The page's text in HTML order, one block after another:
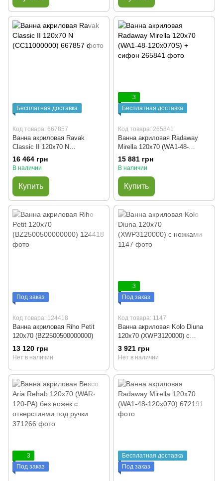
Бесплатная доставка
Код товара: 667857
Ванна акриловая Ravak
Classic II 120x70 N
(CC11000000)
16 464 грн
В наличии
Купить
3
Бесплатная доставка
Код товара: 265841
Ванна акриловая Radaway
Mirella 120x70 (WA1-48-
120x070S) + сифон
15 881 грн
В наличии
Купить
Под заказ
Код товара: 124418
Ванна акриловая Riho Petit
120x70 (BZ2500500000000)
13 120 грн
Нет в наличии
3
Под заказ
Код товара: 1147
Ванна акриловая Kolo Diuna
120x70 (XWP3120000) с
ножками
3 921 грн
Нет в наличии
3
Под заказ
Бесплатная доставка
Под заказ